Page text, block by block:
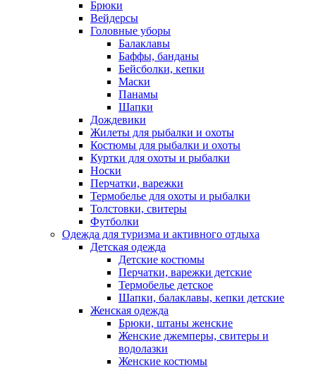
Брюки
Вейдерсы
Головные уборы
Балаклавы
Баффы, банданы
Бейсболки, кепки
Маски
Панамы
Шапки
Дождевики
Жилеты для рыбалки и охоты
Костюмы для рыбалки и охоты
Куртки для охоты и рыбалки
Носки
Перчатки, варежки
Термобелье для охоты и рыбалки
Толстовки, свитеры
Футболки
Одежда для туризма и активного отдыха
Детская одежда
Детские костюмы
Перчатки, варежки детские
Термобелье детское
Шапки, балаклавы, кепки детские
Женская одежда
Брюки, штаны женские
Женские джемперы, свитеры и
водолазки
Женские костюмы